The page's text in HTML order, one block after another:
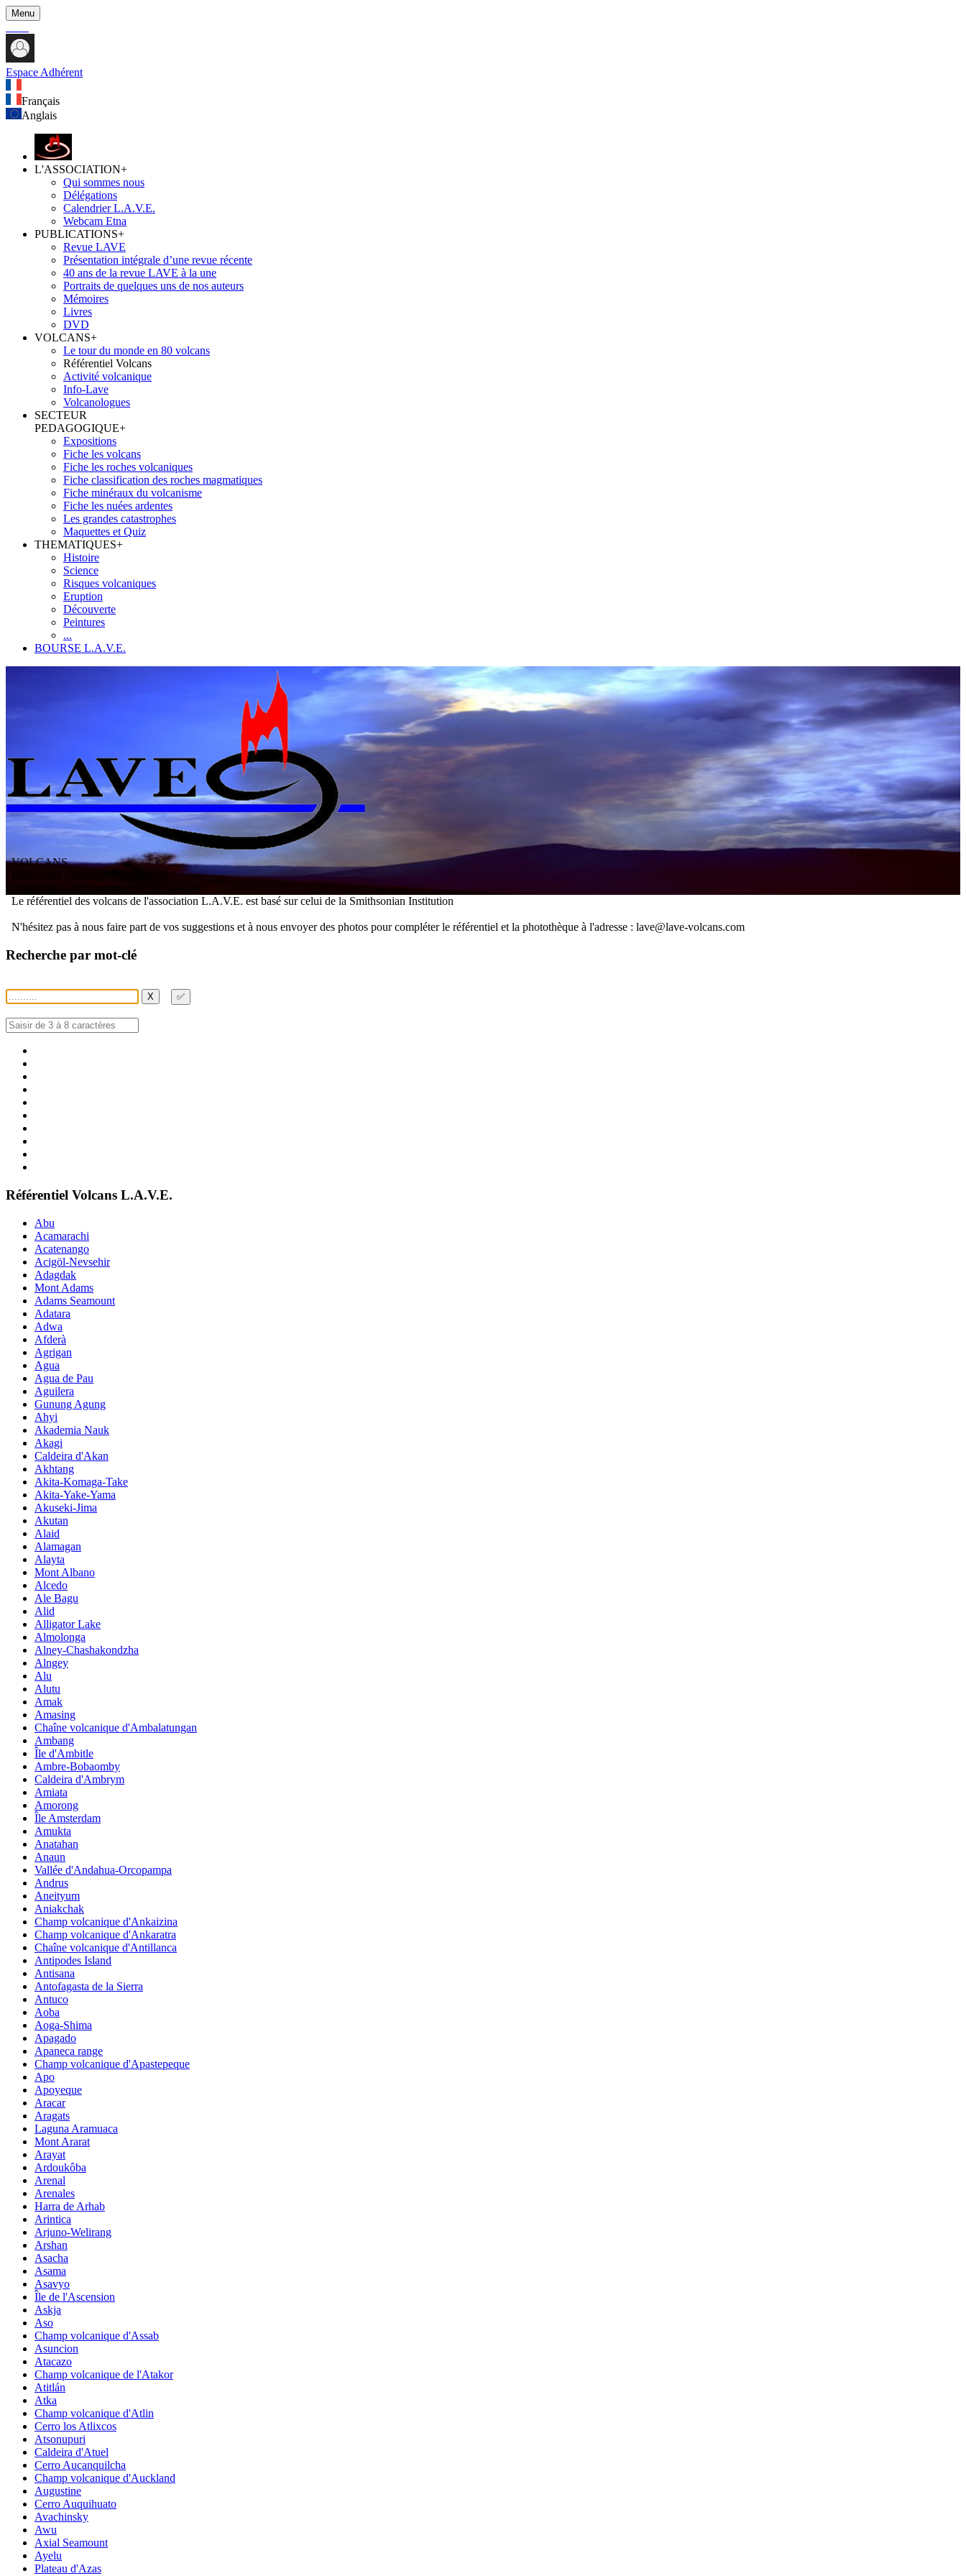
Menu
Espace Adhérent
Français
Anglais
L'ASSOCIATION+
Qui sommes nous
Délégations
Calendrier L.A.V.E.
Webcam Etna
PUBLICATIONS+
Revue LAVE
Présentation intégrale d’une revue récente
40 ans de la revue LAVE à la une
Portraits de quelques uns de nos auteurs
Mémoires
Livres
DVD
VOLCANS+
Le tour du monde en 80 volcans
Référentiel Volcans
Activité volcanique
Info-Lave
Volcanologues
SECTEUR
PEDAGOGIQUE+
Expositions
Fiche les volcans
Fiche les roches volcaniques
Fiche classification des roches magmatiques
Fiche minéraux du volcanisme
Fiche les nuées ardentes
Les grandes catastrophes
Maquettes et Quiz
THEMATIQUES+
Histoire
Science
Risques volcaniques
Eruption
Découverte
Peintures
...
BOURSE L.A.V.E.
VOLCANS
olcanologique
Le référentiel des volcans de l'association L.A.V.E. est basé sur celui de la Smithsonian Institution
N'hésitez pas à nous faire part de vos suggestions et à nous envoyer des photos pour compléter le référentiel et la photothèque à l'adresse : lave@lave-volcans.com
Recherche par mot-clé
X ✅
Référentiel Volcans L.A.V.E.
Abu
Acamarachi
Acatenango
Acigöl-Nevsehir
Adagdak
Mont Adams
Adams Seamount
Adatara
Adwa
Afderà
Agrigan
Agua
Agua de Pau
Aguilera
Gunung Agung
Ahyi
Akademia Nauk
Akagi
Caldeira d'Akan
Akhtang
Akita-Komaga-Take
Akita-Yake-Yama
Akuseki-Jima
Akutan
Alaid
Alamagan
Alayta
Mont Albano
Alcedo
Ale Bagu
Alid
Alligator Lake
Almolonga
Alney-Chashakondzha
Alngey
Alu
Alutu
Amak
Amasing
Chaîne volcanique d'Ambalatungan
Ambang
Île d'Ambitle
Ambre-Bobaomby
Caldeira d'Ambrym
Amiata
Amorong
Île Amsterdam
Amukta
Anatahan
Anaun
Vallée d'Andahua-Orcopampa
Andrus
Aneityum
Aniakchak
Champ volcanique d'Ankaizina
Champ volcanique d'Ankaratra
Chaîne volcanique d'Antillanca
Antipodes Island
Antisana
Antofagasta de la Sierra
Antuco
Aoba
Aoga-Shima
Apagado
Apaneca range
Champ volcanique d'Apastepeque
Apo
Apoyeque
Aracar
Aragats
Laguna Aramuaca
Mont Ararat
Arayat
Ardoukôba
Arenal
Arenales
Harra de Arhab
Arintica
Arjuno-Welirang
Arshan
Asacha
Asama
Asavyo
Île de l'Ascension
Askja
Aso
Champ volcanique d'Assab
Asuncion
Atacazo
Champ volcanique de l'Atakor
Atitlán
Atka
Champ volcanique d'Atlin
Cerro los Atlixcos
Atsonupuri
Caldeira d'Atuel
Cerro Aucanquilcha
Champ volcanique d'Auckland
Augustine
Cerro Auquihuato
Avachinsky
Awu
Axial Seamount
Ayelu
Plateau d'Azas